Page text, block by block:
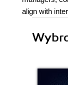
align with